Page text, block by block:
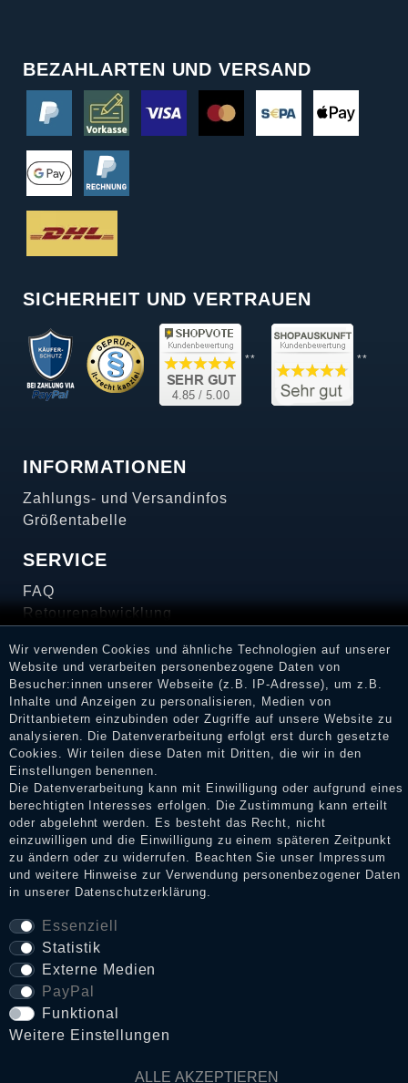
BEZAHLARTEN UND VERSAND
SICHERHEIT UND VERTRAUEN
** **
INFORMATIONEN
Zahlungs- und Versandinfos
Größentabelle
SERVICE
FAQ
Retourenabwicklung
SERVICE-HOTLINE
+49 (0)201 / 559 718 6
Mo. - Sa.: 11.00 Uhr bis 19.00 Uhr
BLEIB' VERBUNDEN
Like uns bei Facebook
Abonniere uns bei Instagram
Abonniere uns bei Whatsapp
Abonniere uns bei Telegram
1 ehemaliger eigener Verkaufspreis innerhalb der letzten 30
Tage vor der Anwendung der Preisermäßigung
2Gilt für Lieferungen nach Deutschland . Lieferzeiten für
andere Länder und Informationen zur Berechnung des
Liefertermins siehe
3 innerhalb Deutschlands ab 50€ Bestellwert
4Bestellungen vor 13.00 Uhr gehen noch am selben Werktag
* inkl. gesetzl. MwSt. zzgl.Versandkosten ⧉
Wir verwenden Cookies und ähnliche Technologien auf unserer
Website und verarbeiten personenbezogene Daten von
Besucher:innen unserer Webseite (z.B. IP-Adresse), um z.B.
Inhalte und Anzeigen zu personalisieren, Medien von
Drittanbietern einzubinden oder Zugriffe auf unsere Website zu
analysieren. Die Datenverarbeitung erfolgt erst durch gesetzte
Cookies. Wir teilen diese Daten mit Dritten, die wir in den
Einstellungen benennen.
Die Datenverarbeitung kann mit Einwilligung oder aufgrund eines
berechtigten Interesses erfolgen. Die Zustimmung kann erteilt
oder abgelehnt werden. Es besteht das Recht, nicht
einzuwilligen und die Einwilligung zu einem späteren Zeitpunkt
zu ändern oder zu widerrufen. Beachten Sie unser
Impressum
und weitere Hinweise zur Verwendung personenbezogener Daten
in unserer Daten­schutz­erklärung.
Essenziell
Statistik
Externe Medien
PayPal
Funktional
Weitere Einstellungen
ALLE AKZEPTIEREN